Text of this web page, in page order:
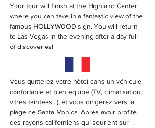
Your tour will finish at the Highland Center
where you can take in a fantastic view of the
famous HOLLYWOOD sign. You will return
to Las Vegas in the evening after a day full
of discoveries!
Vous quitterez votre hôtel dans un véhicule
confortable et bien équipé (TV, climatisation,
vitres teintées...), et vous dirigerez vers la
plage de Santa Monica. Après avoir profité
des rayons californiens qui sourient sur